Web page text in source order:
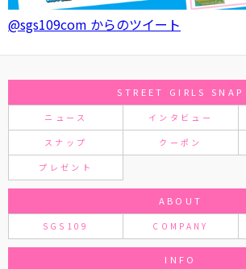
@sgs109com からのツイート
STREET GIRLS SNAP
ニュース インタビュー
スナップ クーポン
プレゼント
ABOUT
SGS109 COMPANY
INFO